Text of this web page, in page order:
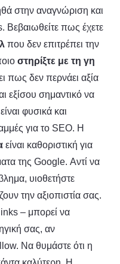
στην αναγνώριση και
πως έχετε
που δεν επιτρέπει την
στηρίξτε με τη γη
πως δεν περνάει αξία
εξίσου σημαντικό να
φυσικά και
για το SEO. Η
είναι καθοριστική για
της Google. Αντί να
υιοθετήστε
την αξιοπιστία σας.
– μπορεί να
σας, αν
Να θυμάστε ότι η